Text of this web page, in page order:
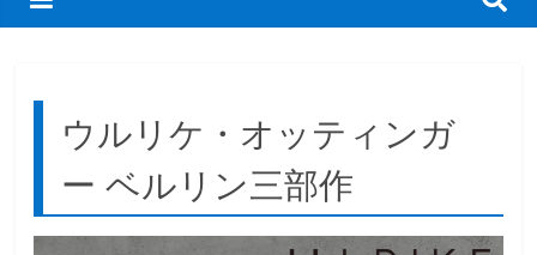
シ
ネ
リ
ウルリケ・オッティンガ
ー ベルリン三部作